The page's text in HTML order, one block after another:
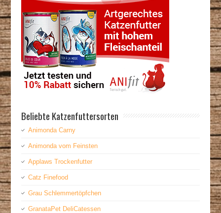
Beliebte Katzenfuttersorten
Animonda Carny
Animonda vom Feinsten
Applaws Trockenfutter
Catz Finefood
Grau Schlemmertöpfchen
GranataPet DeliCatessen